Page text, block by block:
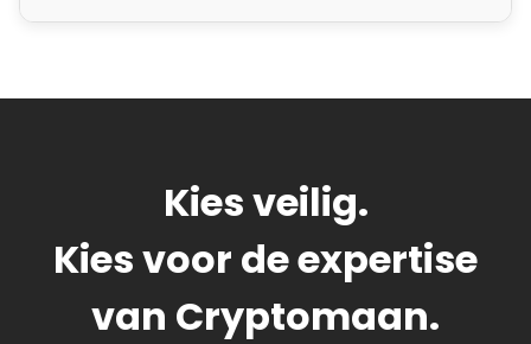
Kies veilig.
Kies voor de expertise
van Cryptomaan.